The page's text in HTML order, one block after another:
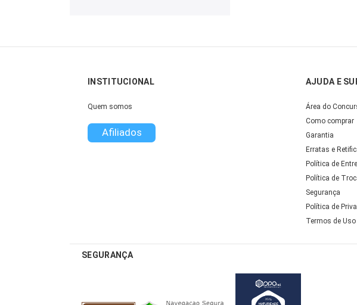
INSTITUCIONAL
Quem somos
Afiliados
AJUDA E
Área do
Como comprar
Garantia
Erratas e
Política de
Política de
Segurança
Política de
Termos de Uso
SEGURANÇA